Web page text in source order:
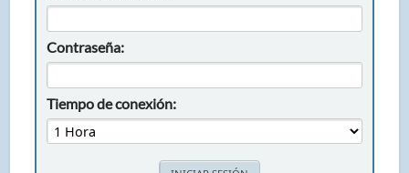
Contraseña:
Tiempo de conexión: